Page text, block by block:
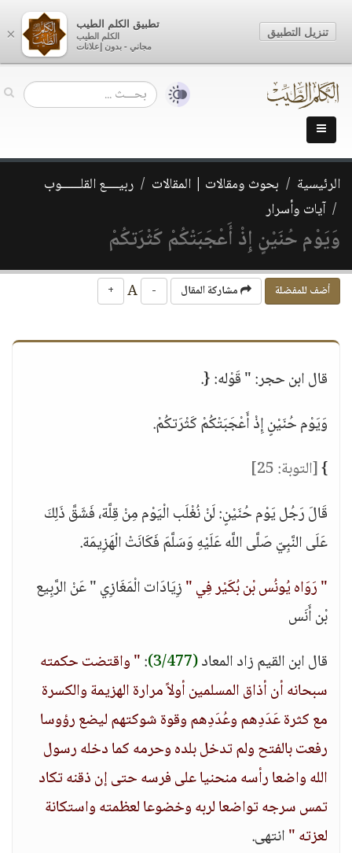
الرئيسية بحوث ومقالات | المقالات
ربيــــع القلــــــوب
آيات وأسرار
وَيَوْم حُنَيْنٍ إِذْ أَعْجَبَتْكُمْ كَثْرَتكُمْ
أضف للمفضلة مشاركة المقال -
+
قال ابن حجر: " قَوْله: {.
وَيَوْم حُنَيْنٍ إِذْ أَعْجَبَتْكُمْ كَثْرَتكُمْ.
}[التوبة: 25]
قَالَ رَجُل يَوْم حُنَيْنٍ: لَنْ نُغْلَب الْيَوْم مِنْ قِلَّة، فَشَقَّ ذَلِكَ
عَلَى النَّبِيّ صَلَّى اللَّه عَلَيْهِ وَسَلَّمَ فَكَانَتْ الْهَزِيمَة.
" رَوَاه يُونُس بْن بُكَيْر فِي "زِيَادَات الْمَغَازِي " عَنْ الرَّبِيع
بْن أَنَس
قال ابن القيم زاد المعاد(3/477)
:" واقتضت حكمته
سبحانه أن أذاق المسلمين أولاً مرارة الهزيمة والكسرة
مع كثرة عَدَدِهم وعُدَدِهم وقوة شوكتهم ليضع رؤوسا
رفعت بالفتح ولم تدخل بلده وحرمه كما دخله رسول
الله واضعا رأسه منحنيا على فرسه حتى إن ذقنه تكاد
تمس سرجه تواضعا لربه وخضوعا لعظمته واستكانة
لعزته "انتهى.
×
تطبيق الكلم الطيب
الكلم الطيب
مجاني - بدون إعلانات
تنزيل التطبيق